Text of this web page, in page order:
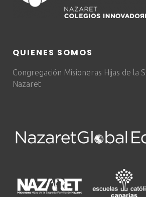
QUIENES SOMOS
Congregación Misioneras Hijas de la
Nazaret